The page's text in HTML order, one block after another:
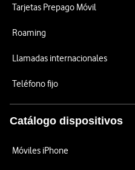
Tarjetas Prepago Móvil
Roaming
Llamadas internacionales
Teléfono fijo
Catálogo dispositivos
Móviles iPhone